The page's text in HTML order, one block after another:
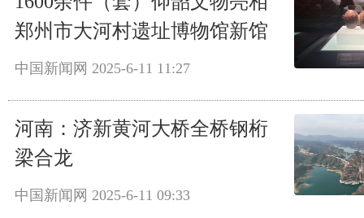
郑州市大河村遗址博物馆新馆
中国新闻网 2025-6-11 11:27
河南：济新黄河大桥全桥钢桁
梁合龙
中国新闻网 2025-6-11 09:33